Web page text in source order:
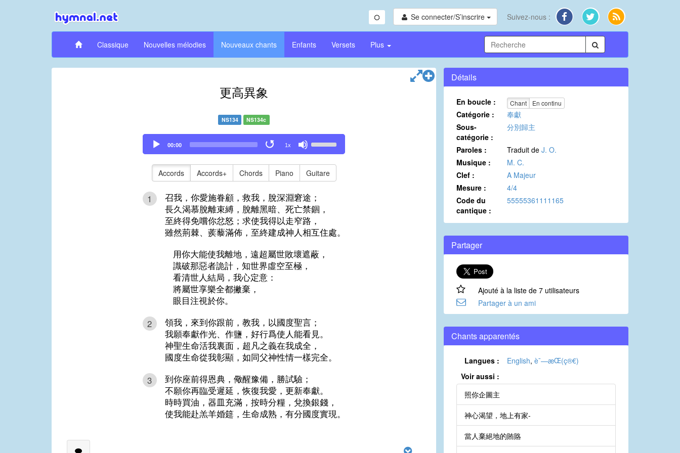
Se connecter/S’inscrire Suivez-nous :
Classique Nouvelles mélodies Nouveaux chants Enfants Versets Plus
更高異象
NS134 NS134c
Audio
Player
00:00 1x
Up/Down
keys
to
or
decrease
Accords Accords+ Chords Piano Guitare
1
召我，你愛施眷顧，救我，脫深淵窘途；
長久渴慕脫離束縛，脫離黑暗、死亡禁錮，
至終得免嚐你忿怒；求使我得以走窄路，
雖然荊棘、蒺藜滿佈，至終建成神人相互住處。
用你大能使我離地，遠超屬世敗壞遮蔽，
識破那惡者詭計，知世界虛空至極，
看清世人結局，我心定意：
將屬世享樂全都撇棄，
眼目注視於你。
2
領我，來到你跟前，教我，以國度聖言；
我願奉獻作光、作鹽，好行爲使人能看見。
神聖生命活我裏面，超凡之義在我成全，
國度生命從我彰顯，如同父神性情一樣完全。
3
到你座前得恩典，儆醒豫備，勝試驗；
不願你再臨受遲延，恢復我愛，更新奉獻。
時時買油，器皿充滿，按時分糧，兌換銀錢，
使我能赴羔羊婚筵，生命成熟，有分國度實現。
Détails
En boucle : Chant En continu
Catégorie :
奉獻
Sous-
catégorie :
分別歸主
Paroles : Traduit de J. O.
Musique :
M. C.
Clef :
A Majeur
Mesure :
4/4
Code du
cantique :
55555361111165
Partager
Ajouté à la liste de 7 utilisateurs
Partager à un ami
Chants apparentés
Langues : English, è¯—æ­Œ(ç®€)
Voir aussi :
照你企圖主
神心渴望，地上有家-
當人棄絕地的賄賂